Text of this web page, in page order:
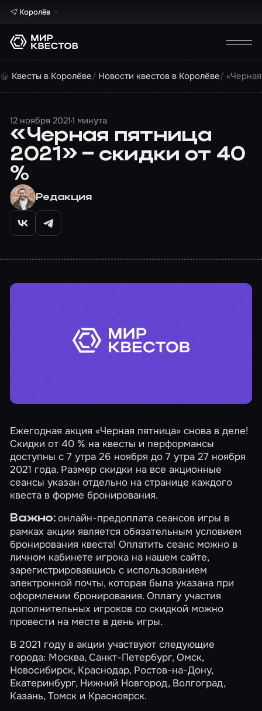
Королёв
Квесты в Королёве Новости квестов в Королёве
12 ноября 20211 минута
«Черная пятница
2021» – скидки от 40
%
Редакция
Ежегодная акция«Черная пятница» снова в деле!
Скидки от 40 % на квесты и перформансы
доступны с 7 утра 26 ноября до 7 утра 27 ноября
2021 года. Размер скидки на все акционные
сеансы указан отдельно на странице каждого
квеста в форме бронирования.
Важно:онлайн-предоплата сеансов игры в
рамках акции является обязательным условием
бронирования квеста! Оплатить сеанс можно в
личном кабинете игрока на нашем сайте,
зарегистрировавшись с использованием
электронной почты, которая была указана при
оформлении бронирования. Оплату участия
дополнительных игроков со скидкой можно
провести на месте в день игры.
В 2021 году в акции участвуют следующие
города: Москва,Санкт-Петербург,Омск,
Новосибирск, Краснодар, Ростов-на-Дону,
Екатеринбург, Нижний Новгород, Волгоград,
Казань,Томск и Красноярск.